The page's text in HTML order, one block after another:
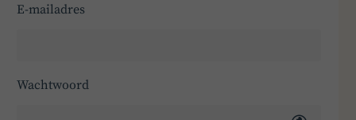
E-mailadres
Wachtwoord